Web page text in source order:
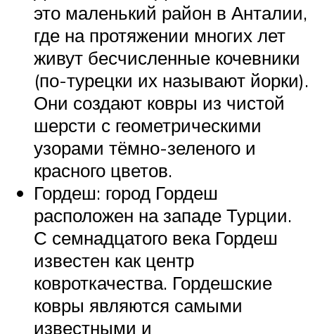
это маленький район в Анталии,
где на протяжении многих лет
живут бесчисленные кочевники
(по-турецки их называют йорки).
Они создают ковры из чистой
шерсти с геометрическими
узорами тёмно-зеленого и
красного цветов.
Гордеш: город Гордеш
расположен на западе Турции.
С семнадцатого века Гордеш
известен как центр
ковроткачества. Гордешские
ковры являются самыми
известными и